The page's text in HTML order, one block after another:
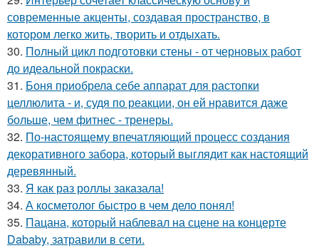
современные акценты, создавая пространство, в
котором легко жить, творить и отдыхать.
30. Полный цикл подготовки стены - от черновых работ
до идеальной покраски.
31. Боня приобрела себе аппарат для растопки
целлюлита - и, судя по реакции, он ей нравится даже
больше, чем фитнес - тренеры.
32. По-настоящему впечатляющий процесс создания
декоративного забора, который выглядит как настоящий
деревянный.
33. Я как раз роллы заказала!
34. А косметолог быстро в чем дело понял!
35. Пацана, который наблевал на сцене на концерте
Dababy, затравили в сети.